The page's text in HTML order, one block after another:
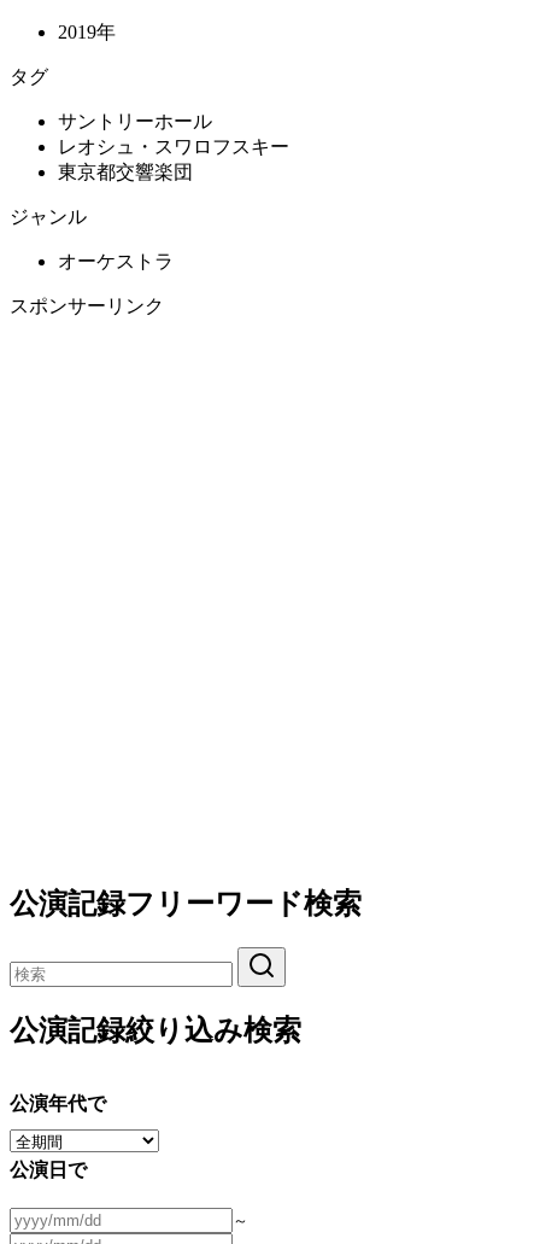
2019年
タグ
サントリーホール
レオシュ・スワロフスキー
東京都交響楽団
ジャンル
オーケストラ
スポンサーリンク
公演記録フリーワード検索
公演記録絞り込み検索
公演年代で
公演日で
～